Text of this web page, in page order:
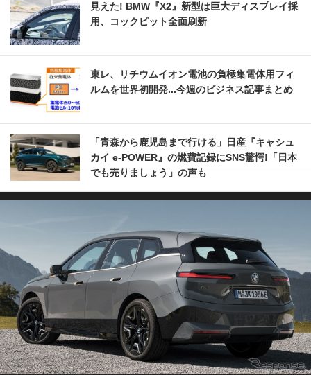
見えた! BMW『X2』新型は巨大ディスプレイ採
用、コックピット全面刷新
東レ、リチウムイオン電池の負極集電体用フィ
ルムを世界初開発...今週のビジネス記事まとめ
「青森から鹿児島まで行ける」日産『キャシュ
カイ e-POWER』の燃費記録にSNS驚愕!「日本
でも売りましょう」の声も